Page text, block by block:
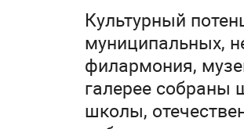
Культурный
муниципальных,
филармония,
галерее собраны
школы,